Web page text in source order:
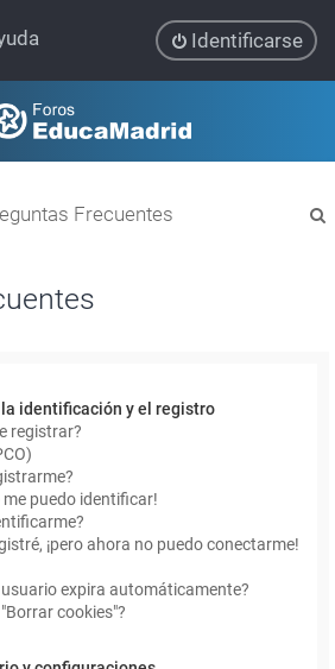
Identificarse
Frecuentes
identificación y el registro
registrar?
me puedo identificar!
¡pero ahora no puedo conectarme!
expira automáticamente?
cookies"?